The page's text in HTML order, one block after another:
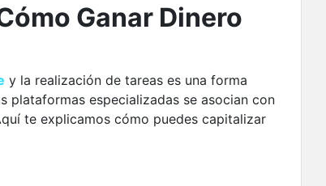
Ganar Dinero
y la realización de tareas es una forma
plataformas especializadas se asocian con
te explicamos cómo puedes capitalizar